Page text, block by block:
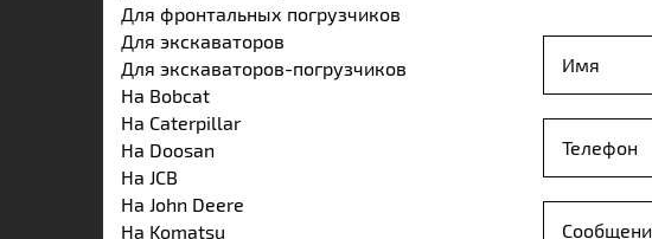
Для фронтальных погрузчиков
Для экскаваторов
Для экскаваторов-погрузчиков
На Bobcat
На Caterpillar
На Doosan
На JCB
На John Deere
На Komatsu